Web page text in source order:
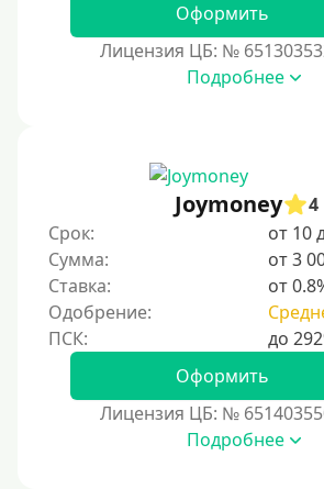
Без подтверждения дохода
Без справок и поручителей
С пролонгацией (продлением)
Под высокий процент
Без комиссии
В рассрочку
С ежемесячным платежом
Бесплатно
Под низкий процент
Оформить
Лицензия ЦБ: №
Подробнее
Joymoney
4
Срок:
от 10
Сумма:
от 3
Ставка:
от
Одобрение:
Оформить
Лицензия ЦБ: №
Подробнее